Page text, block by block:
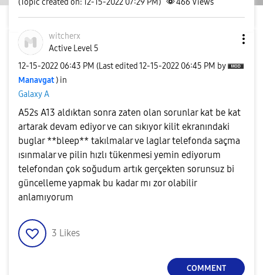
(Topic created on: 12-15-2022 07:29 PM) 466 Views
witcherx
Active Level 5
‎12-15-2022 06:43 PM (Last edited ‎12-15-2022 06:45 PM by
Manavgat ) in
Galaxy A
A52s A13 aldıktan sonra zaten olan sorunlar kat be kat
artarak devam ediyor ve can sıkıyor kilit ekranındaki
buglar **bleep** takılmalar ve laglar telefonda saçma
ısınmalar ve pilin hızlı tükenmesi yemin ediyorum
telefondan çok soğudum artık gerçekten sorunsuz bi
güncelleme yapmak bu kadar mı zor olabilir
anlamıyorum
3 Likes
COMMENT